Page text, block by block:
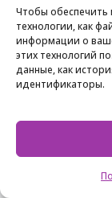
Чтобы обеспечить
технологии, как
информации о
этих технологий
данные, как
идентификаторы.
Почему
полный